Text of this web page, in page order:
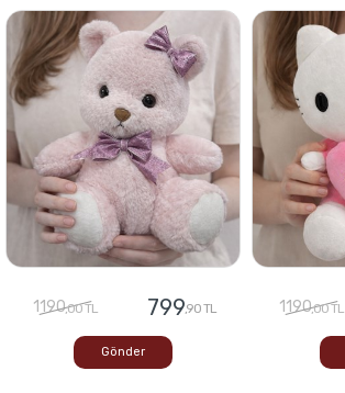
1190,00 TL 799,90 TL
Gönder
1190,00 TL